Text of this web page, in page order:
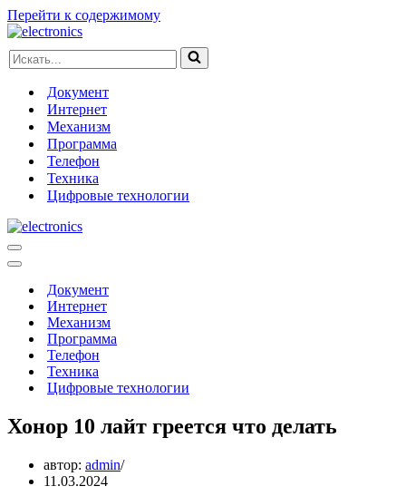
Перейти к содержимому
Искать...
Документ
Интернет
Механизм
Программа
Телефон
Техника
Цифровые технологии
Меню
навигации
Меню
навигацииДокумент
Интернет
Механизм
Программа
Телефон
Техника
Цифровые технологии
Хонор 10 лайт греется что делать
автор: admin
11.03.2024